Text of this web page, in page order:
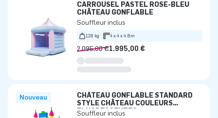
CARROUSEL PASTEL ROSE-BLEU
CHÂTEAU GONFLABLE
Souffleur inclus
128 kg 4 x 4 x 4.8m
2.095,00 €1.995,00 €
Nouveau
CHÂTEAU GONFLABLE STANDARD
STYLE CHÂTEAU COULEURS
FLUORESCENTES
Souffleur inclus